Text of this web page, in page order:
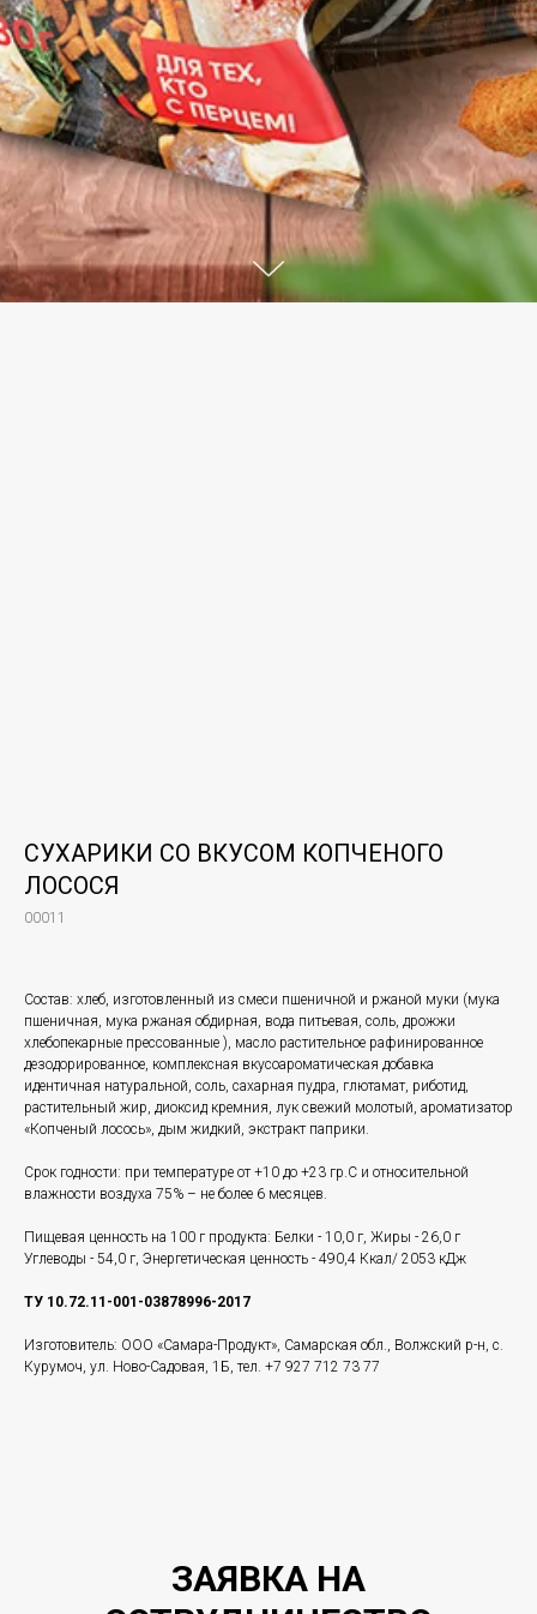
СУХАРИКИ СО ВКУСОМ КОПЧЕНОГО
ЛОСОСЯ
00011
Состав: хлеб, изготовленный из смеси пшеничной и ржаной муки (мука
пшеничная, мука ржаная обдирная, вода питьевая, соль, дрожжи
хлебопекарные прессованные ), масло растительное рафинированное
дезодорированное, комплексная вкусоароматическая добавка
идентичная натуральной, соль, сахарная пудра, глютамат, риботид,
растительный жир, диоксид кремния, лук свежий молотый, ароматизатор
«Копченый лосось», дым жидкий, экстракт паприки.
Срок годности: при температуре от +10 до +23 гр.С и относительной
влажности воздуха 75% – не более 6 месяцев.
Пищевая ценность на 100 г продукта: Белки - 10,0 г, Жиры - 26,0 г
Углеводы - 54,0 г, Энергетическая ценность - 490,4 Ккал/ 2053 кДж
ТУ 10.72.11-001-03878996-2017
Изготовитель: ООО «Самара-Продукт», Самарская обл., Волжский р-н, с.
Курумоч, ул. Ново-Садовая, 1Б, тел. +7 927 712 73 77
ЗАЯВКА НА